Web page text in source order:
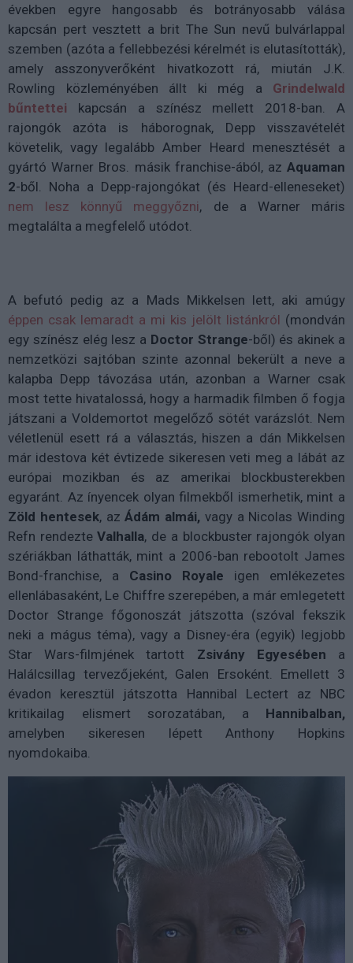
években egyre hangosabb és botrányosabb válása
kapcsán pert vesztett a brit The Sun nevű bulvárlappal
szemben (azóta a fellebbezési kérelmét is elutasították),
amely asszonyverőként hivatkozott rá, miután J.K.
Rowling közleményében állt ki még a Grindelwald
bűntettei kapcsán a színész mellett 2018-ban. A
rajongók azóta is háborognak, Depp visszavételét
követelik, vagy legalább Amber Heard menesztését a
gyártó Warner Bros. másik franchise-ából, az Aquaman
2-ből. Noha a Depp-rajongókat (és Heard-elleneseket)
nem lesz könnyű meggyőzni, de a Warner máris
megtalálta a megfelelő utódot.
A befutó pedig az a Mads Mikkelsen lett, aki amúgy
éppen csak lemaradt a mi kis jelölt listánkról (mondván
egy színész elég lesz a Doctor Strange-ből) és akinek a
nemzetközi sajtóban szinte azonnal bekerült a neve a
kalapba Depp távozása után, azonban a Warner csak
most tette hivatalossá, hogy a harmadik filmben ő fogja
játszani a Voldemortot megelőző sötét varázslót. Nem
véletlenül esett rá a választás, hiszen a dán Mikkelsen
már idestova két évtizede sikeresen veti meg a lábát az
európai mozikban és az amerikai blockbusterekben
egyaránt. Az ínyencek olyan filmekből ismerhetik, mint a
Zöld hentesek, azÁdám almái, vagy a Nicolas Winding
Refn rendezteValhalla, de a blockbuster rajongók olyan
szériákban láthatták, mint a 2006-ban rebootolt James
Bond-franchise, a Casino Royale igen emlékezetes
ellenlábasaként, Le Chiffre szerepében, a már emlegetett
Doctor Strange főgonoszát játszotta (szóval fekszik
neki a mágus téma), vagy a Disney-éra (egyik) legjobb
Star Wars-filmjének tartott Zsivány Egyesében a
Halálcsillag tervezőjeként, Galen Ersoként. Emellett 3
évadon keresztül játszotta Hannibal Lectert az NBC
kritikailag elismert sorozatában, a Hannibalban,
amelyben sikeresen lépett Anthony Hopkins
nyomdokaiba.